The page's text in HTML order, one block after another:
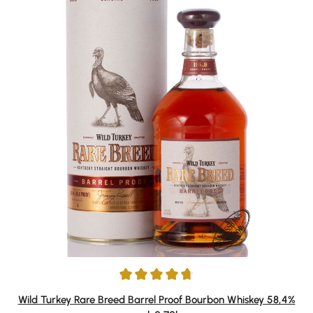
Durchschnittliche Bewertung von 4.84 von 5 Sternen
Wild Turkey Rare Breed Barrel Proof Bourbon Whiskey 58,4%